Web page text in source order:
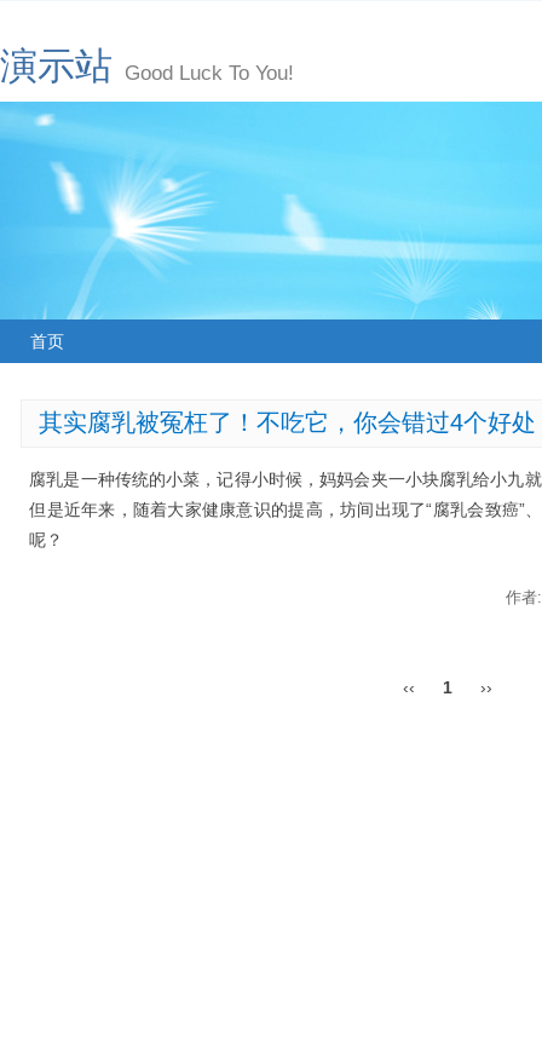
演示站 Good Luck To You!
首页
其实腐乳被冤枉了！不吃它，你会错过4个好处
腐乳是一种传统的小菜，记得小时候，妈妈会夹一小块腐乳给小九
但是近年来，随着大家健康意识的提高，坊间出现了“腐乳会致癌”
呢？
作者
‹‹ 1 ››